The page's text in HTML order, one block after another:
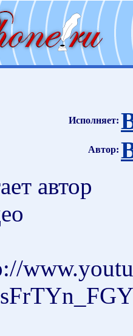
Исполняет:
Автор:
автор